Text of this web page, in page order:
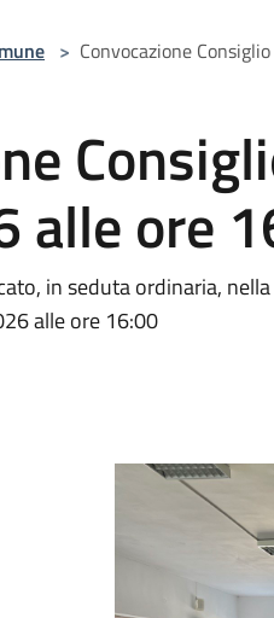
> Convocazione
alle ore
in seduta ordinaria,
alle ore 16:00